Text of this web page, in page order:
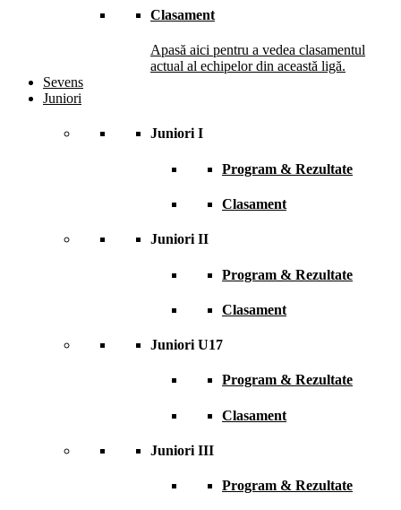
Clasament
Apasă aici pentru a vedea clasamentul
actual al echipelor din această ligă.
Sevens
Juniori
Juniori I
Program & Rezultate
Clasament
Juniori II
Program & Rezultate
Clasament
Juniori U17
Program & Rezultate
Clasament
Juniori III
Program & Rezultate